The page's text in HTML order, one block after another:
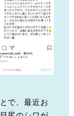
で、最近お